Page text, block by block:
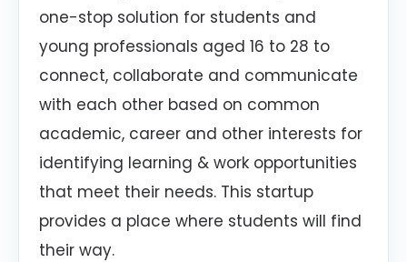
one-stop solution for students and
young professionals aged 16 to 28 to
connect, collaborate and communicate
with each other based on common
academic, career and other interests for
identifying learning & work opportunities
that meet their needs. This startup
provides a place where students will find
their way.